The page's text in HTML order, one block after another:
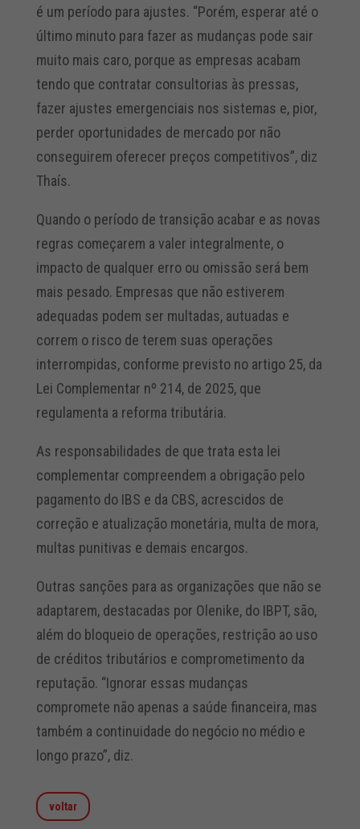
é um período para ajustes. “Porém, esperar até o
último minuto para fazer as mudanças pode sair
muito mais caro, porque as empresas acabam
tendo que contratar consultorias às pressas,
fazer ajustes emergenciais nos sistemas e, pior,
perder oportunidades de mercado por não
conseguirem oferecer preços competitivos”, diz
Thaís.
Quando o período de transição acabar e as novas
regras começarem a valer integralmente, o
impacto de qualquer erro ou omissão será bem
mais pesado. Empresas que não estiverem
adequadas podem ser multadas, autuadas e
correm o risco de terem suas operações
interrompidas, conforme previsto no artigo 25, da
Lei Complementar nº 214, de 2025, que
regulamenta a reforma tributária.
As responsabilidades de que trata esta lei
complementar compreendem a obrigação pelo
pagamento do IBS e da CBS, acrescidos de
correção e atualização monetária, multa de mora,
multas punitivas e demais encargos.
Outras sanções para as organizações que não se
adaptarem, destacadas por Olenike, do IBPT, são,
além do bloqueio de operações, restrição ao uso
de créditos tributários e comprometimento da
reputação. “Ignorar essas mudanças
compromete não apenas a saúde financeira, mas
também a continuidade do negócio no médio e
longo prazo”, diz.
voltar